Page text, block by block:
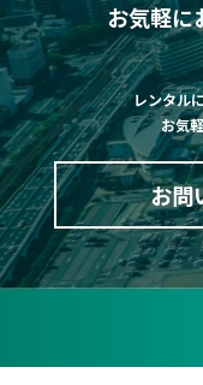
お気軽に
レンタル
お気
お問